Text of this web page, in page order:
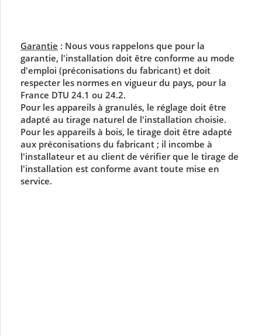
Garantie : Nous vous rappelons que pour la
garantie, l'installation doit être conforme au mode
d'emploi (préconisations du fabricant) et doit
respecter les normes en vigueur du pays, pour la
France DTU 24.1 ou 24.2.
Pour les appareils à granulés, le réglage doit être
adapté au tirage naturel de l'installation choisie.
Pour les appareils à bois, le tirage doit être adapté
aux préconisations du fabricant ; il incombe à
l'installateur et au client de vérifier que le tirage de
l'installation est conforme avant toute mise en
service.